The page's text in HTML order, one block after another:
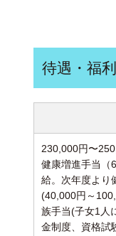
待遇・福
230,000円〜
健康増進手当（
給。次年度より
(40,000円～
族手当(子女1人
金制度、資格試